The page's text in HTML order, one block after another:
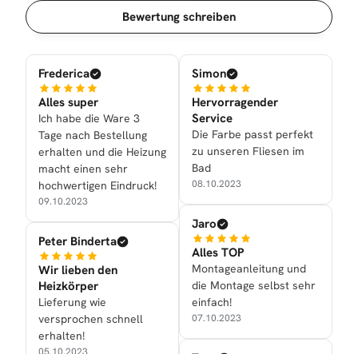
Sortierung
Bewertung schreiben
Frederica
Alles super
Ich habe die Ware 3
Tage nach Bestellung
erhalten und die Heizung
macht einen sehr
hochwertigen Eindruck!
09.10.2023
Peter Binderta
Wir lieben den
Heizkörper
Lieferung wie
versprochen schnell
erhalten!
Simon
Hervorragender
Service
Die Farbe passt perfekt
zu unseren Fliesen im
Bad
08.10.2023
Jaro
Alles TOP
Montageanleitung und
die Montage selbst sehr
einfach!
07.10.2023